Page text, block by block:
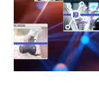
Teams
effektiv
nutzen